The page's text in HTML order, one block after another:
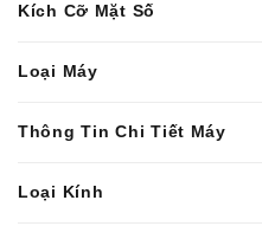
Kích Cỡ Mặt Số
Loại Máy
Thông Tin Chi Tiết Máy
Loại Kính